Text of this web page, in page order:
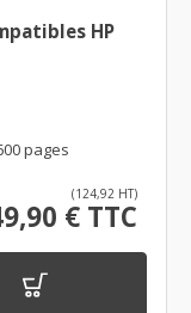
HP
pages
(124,92 HT)
€ TTC